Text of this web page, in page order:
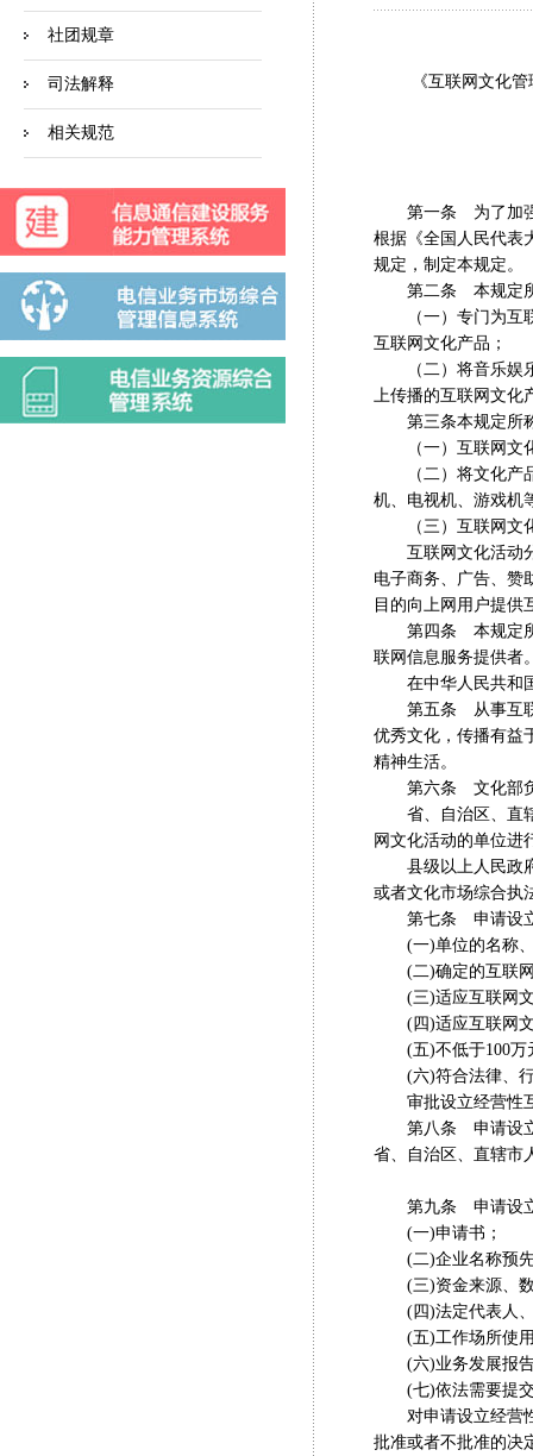
《互联网文化管理
第一条 为了加强对
根据《全国人民代表
规定，制定本规定。
第二条 本规定所
（一）专门为互联
互联网文化产品；
（二）将音乐娱乐
上传播的互联网文化
第三条本规定所称
（一）互联网文化
（二）将文化产品
机、电视机、游戏机
（三）互联网文化
互联网文化活动分
电子商务、广告、赞
目的向上网用户提供
第四条 本规定所称
联网信息服务提供者
在中华人民共和国
第五条 从事互联网
优秀文化，传播有益
精神生活。
第六条 文化部负
省、自治区、直辖
网文化活动的单位进
县级以上人民政府
或者文化市场综合执
第七条 申请设立经
(一)单位的名称、
(二)确定的互联网
(三)适应互联网文
(四)适应互联网文
(五)不低于100万元
(六)符合法律、行
审批设立经营性互
第八条 申请设立经
省、自治区、直辖市
第九条 申请设立
(一)申请书；
(二)企业名称预先
(三)资金来源、数
(四)法定代表人、
(五)工作场所使用
(六)业务发展报
(七)依法需要提交
对申请设立经营性
批准或者不批准的决
社团规章
司法解释
相关规范